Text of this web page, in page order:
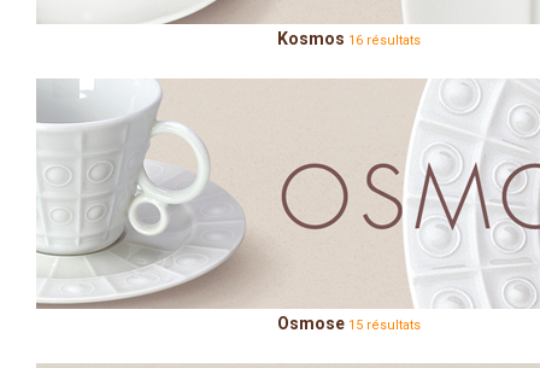
Kosmos 16 résultats
Osmose 15 résultats